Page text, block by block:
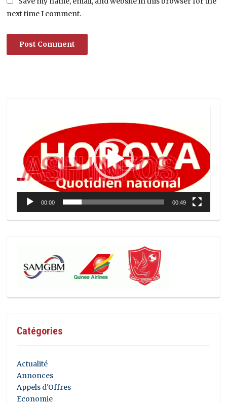
next time I comment.
00:00 00:49
Catégories
Actualité
Annonces
Appels d'Offres
Economie